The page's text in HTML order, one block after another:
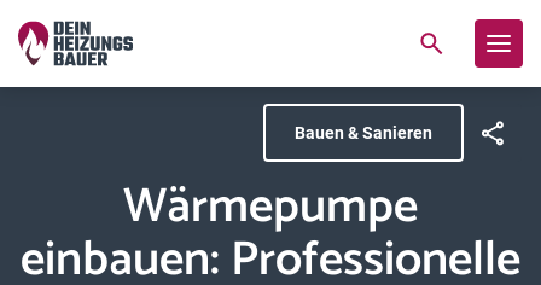
Bauen & Sanieren
Wärmepumpe
einbauen: Professionelle